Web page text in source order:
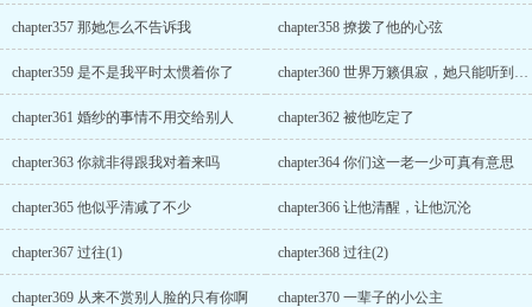
chapter357 那她怎么不告诉我 chapter358 撩拨了他的心弦
chapter359 是不是我平时太惯着你了 chapter360 世界万籁俱寂，她只能听到他的声音
chapter361 婚纱的事情不用交给别人 chapter362 被他吃定了
chapter363 你就非得跟我对着来吗 chapter364 你们这一老一少可真有意思
chapter365 他似乎清减了不少 chapter366 让他清醒，让他沉沦
chapter367 过往(1) chapter368 过往(2)
chapter369 从来不赏别人脸的只有你啊 chapter370 一辈子的小公主